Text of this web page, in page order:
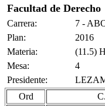
Facultad de Derecho
Carrera:
7 -
Plan:
2016
Materia:
(11.5)
Mesa:
4
Presidente:
Ord